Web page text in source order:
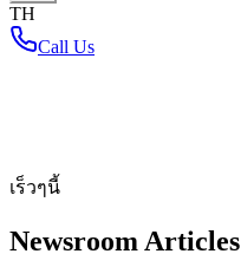
TH
Call Us
เร็วๆนี้
Newsroom Articles